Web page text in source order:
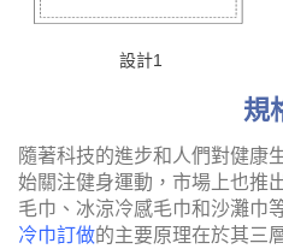
設計1
規
隨著科技的進步和人們對健康
始關注健身運動，市場上也推
毛巾、冰涼冷感毛巾和沙灘巾
冷巾訂做的主要原理在於其三